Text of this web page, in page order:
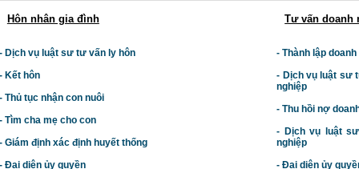
Hôn nhân gia đình
Dịch vụ luật sư tư vấn ly hôn
Kết hôn
Thủ tục nhận con nuôi
Tìm cha mẹ cho con
Giám định xác định huyết thống
Đại diện ủy quyền
Tư vấn doanh
- Thành lập
- Dịch vụ luật sư t
nghiệp
- Thu hồi nợ
- Dịch vụ luật
nghiệp
- Đại diện ủy